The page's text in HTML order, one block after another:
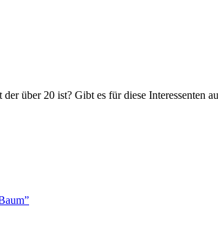
über 20 ist? Gibt es für diese Interessenten